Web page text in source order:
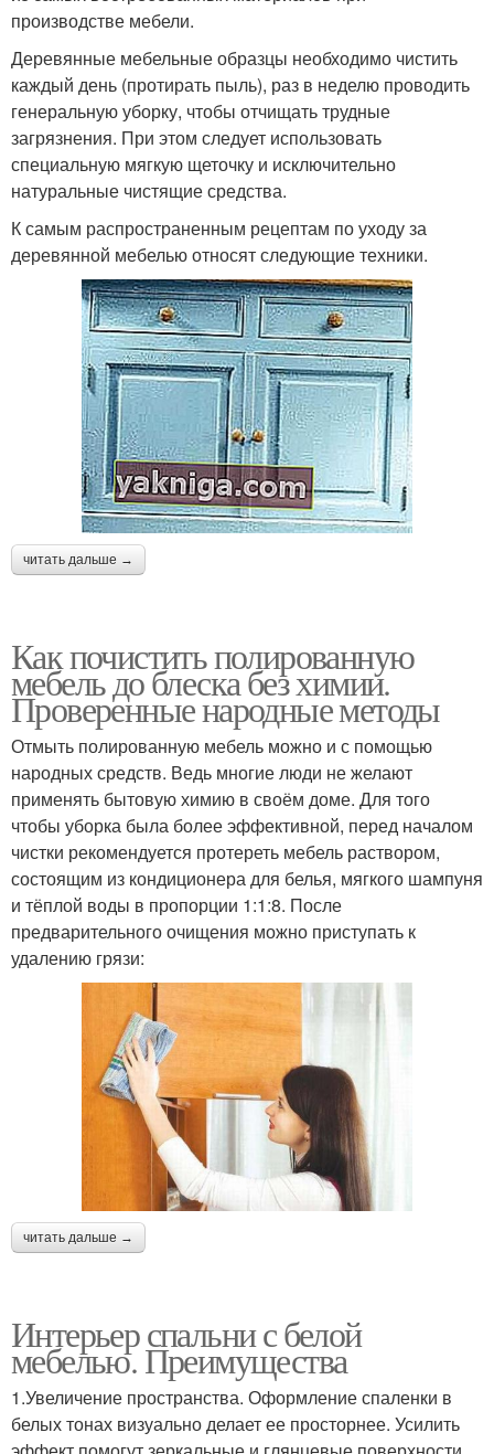
производстве мебели.
Деревянные мебельные образцы необходимо чистить
каждый день (протирать пыль), раз в неделю проводить
генеральную уборку, чтобы отчищать трудные
загрязнения. При этом следует использовать
специальную мягкую щеточку и исключительно
натуральные чистящие средства.
К самым распространенным рецептам по уходу за
деревянной мебелью относят следующие техники.
читать дальше →
Как почистить полированную
мебель до блеска без химии.
Проверенные народные методы
Отмыть полированную мебель можно и с помощью
народных средств. Ведь многие люди не желают
применять бытовую химию в своём доме. Для того
чтобы уборка была более эффективной, перед началом
чистки рекомендуется протереть мебель раствором,
состоящим из кондиционера для белья, мягкого шампуня
и тёплой воды в пропорции 1:1:8. После
предварительного очищения можно приступать к
удалению грязи:
читать дальше →
Интерьер спальни с белой
мебелью. Преимущества
1.Увеличение пространства. Оформление спаленки в
белых тонах визуально делает ее просторнее. Усилить